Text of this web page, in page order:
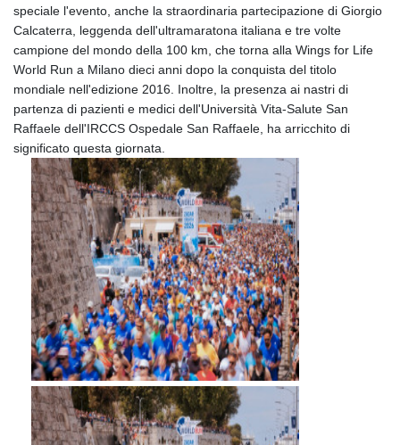
26108.739178
103533.143415
LKR 387.749774
LRD 209.899292
LTL 3.413808
LVL 0.699343
LYD 7.358934
MAD 10.774363
MDL 20.102535
MGA
4933.054837
MKD 61.708483
MMK
2427.395773
MNT
4157.558143
MOP 9.341598
MRU 46.473418
MUR 54.420371
MVR 17.874501
speciale l'evento, anche la straordinaria partecipazione di Giorgio
Calcaterra, leggenda dell'ultramaratona italiana e tre volte
campione del mondo della 100 km, che torna alla Wings for Life
World Run a Milano dieci anni dopo la conquista del titolo
mondiale nell'edizione 2016. Inoltre, la presenza ai nastri di
partenza di pazienti e medici dell'Università Vita-Salute San
Raffaele dell'IRCCS Ospedale San Raffaele, ha arricchito di
significato questa giornata.